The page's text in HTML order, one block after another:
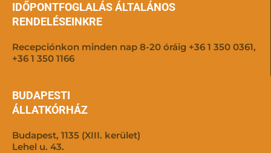
IDŐPONTFOGLALÁS ÁLTALÁNOS
RENDELÉSEINKRE
Recepciónkon minden nap 8-20 óráig +36 1 350 0361,
+36 1 350 1166
BUDAPESTI
ÁLLATKÓRHÁZ
Budapest, 1135 (XIII. kerület)
Lehel u. 43.